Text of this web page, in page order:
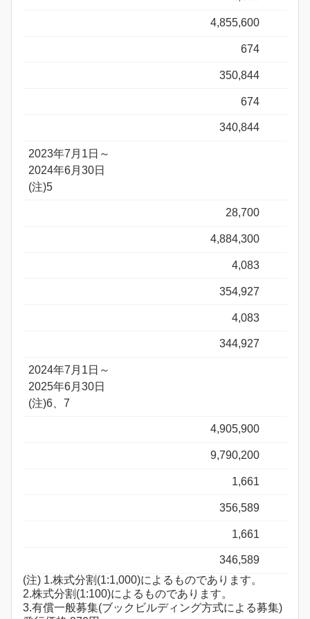
4,855,600
674
350,844
674
340,844
2023年7月1日～
2024年6月30日
(注)5
28,700
4,884,300
4,083
354,927
4,083
344,927
2024年7月1日～
2025年6月30日
(注)6、7
4,905,900
9,790,200
1,661
356,589
1,661
346,589
(注) 1.株式分割(1:1,000)によるものであります。
2.株式分割(1:100)によるものであります。
3.有償一般募集(ブックビルディング方式による募集)